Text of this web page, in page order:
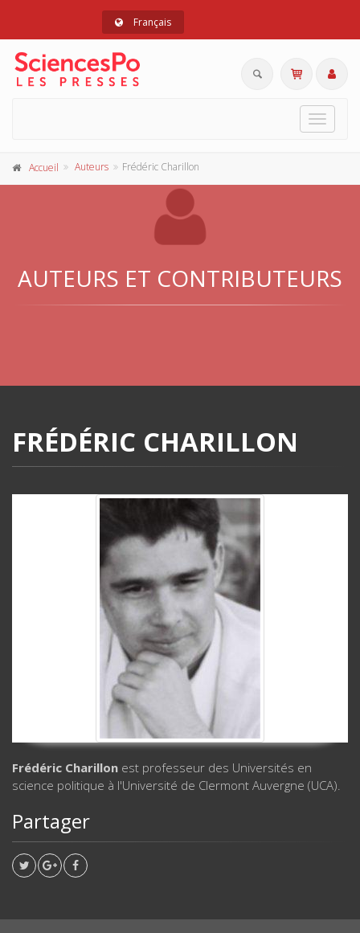
Français
Toggle
Accueil Auteurs Frédéric Charillon
AUTEURS ET CONTRIBUTEURS
FRÉDÉRIC CHARILLON
Frédéric Charillon est professeur des Universités en
science politique à l'Université de Clermont Auvergne (UCA).
Partager